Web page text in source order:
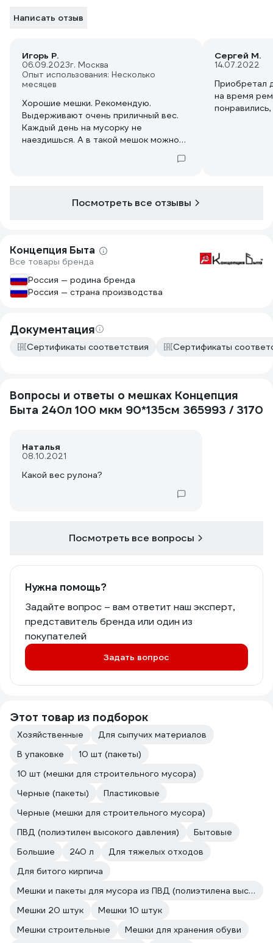
Написать отзыв
Игорь Р.
06.09.2023г. Москва
Опыт использования: Несколько
месяцев
Хорошие мешки. Рекомендую.
Выдерживают очень приличный вес.
Каждый день на мусорку не
наездишься. А в такой мешок можно
Сергей М.
14.07.2022
Приобретал
на время
Посмотреть все отзывы
Концепция Быта
Все товары бренда
Россия — родина бренда
Россия — страна производства
Документация
Сертификаты соответствия Сертификаты
Вопросы и ответы о мешках Концепция
Быта 240л 100 мкм 90*135см 365993 / 3170
Наталья
08.10.2021
Какой вес рулона?
Посмотреть все вопросы
Нужна помощь?
Задайте вопрос – вам ответит наш эксперт,
представитель бренда или один из
покупателей
Задать вопрос
Этот товар из подборок
Хозяйственные
Для сыпучих материалов
В упаковке
10 шт (пакеты)
10 шт (мешки для строительного мусора)
Черные (пакеты)
Пластиковые
Черные (мешки для строительного мусора)
ПВД (полиэтилен высокого давления)
Бытовые
Большие
240 л
Для тяжелых отходов
Для битого кирпича
Мешки и пакеты для мусора из ПВД (полиэтилена высокого давления) Концепция Быта
Мешки 20 штук
Мешки 10 штук
Мешки строительные
Мешки для хранения обуви